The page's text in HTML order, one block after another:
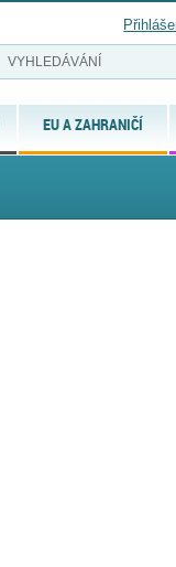
EU A ZAHRANIČÍ